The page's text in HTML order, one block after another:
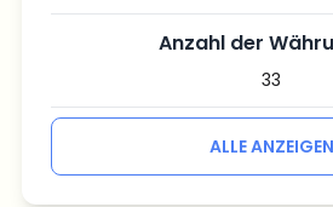
Anzahl der
33
ALLE ANZEIGEN